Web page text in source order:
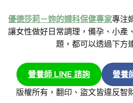
優德莎莉－妳的婦科保健專家專注
讓女性做好日常調理，備孕、小產
題，都可以透過下方
營養師 LINE 諮詢
營養
版權所有，翻印、盜文皆違反智